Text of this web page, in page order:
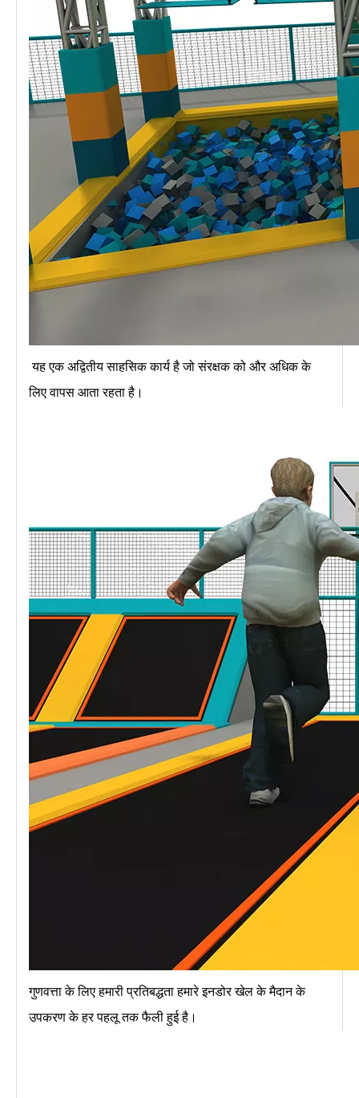
यह एक अद्वितीय साहसिक कार्य है जो संरक्षक को और अधिक के
लिए वापस आता रहता है।
गुणवत्ता के लिए हमारी प्रतिबद्धता हमारे इनडोर खेल के मैदान के
उपकरण के हर पहलू तक फैली हुई है।